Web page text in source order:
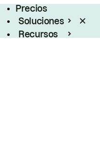
Precios
Soluciones
Recursos